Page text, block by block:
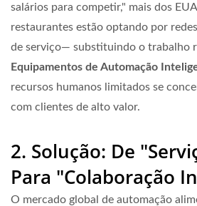
salários para competir," mais dos
restaurantes estão optando por
de serviço— substituindo o trabalho
Equipamentos de Automação
recursos humanos limitados se
com clientes de alto valor.
2. Solução: De
Para "Colaboração
O mercado global de automação